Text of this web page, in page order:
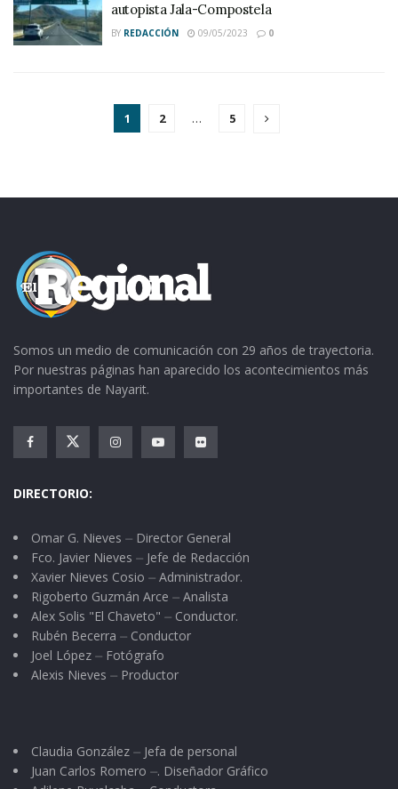
autopista Jala-Compostela
BY REDACCIÓN 09/05/2023 0
1 2 … 5
Somos un medio de comunicación con 29 años de trayectoria.
Por nuestras páginas han aparecido los acontecimientos más
importantes de Nayarit.
DIRECTORIO:
Omar G. Nieves ⏤ Director General
Fco. Javier Nieves ⏤ Jefe de Redacción
Xavier Nieves Cosio ⏤ Administrador.
Rigoberto Guzmán Arce ⏤ Analista
Alex Solis "El Chaveto" ⏤ Conductor.
Rubén Becerra ⏤ Conductor
Joel López ⏤ Fotógrafo
Alexis Nieves ⏤ Productor
Claudia González ⏤ Jefa de personal
Juan Carlos Romero ⏤. Diseñador Gráfico